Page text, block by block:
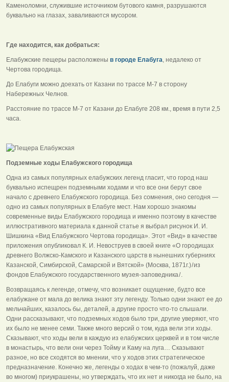
Каменоломни, служившие источником бутового камня, разрушаются
буквально на глазах, заваливаются мусором.
Где находится, как добраться:
Елабужские пещеры расположены в городе Елабуга, недалеко от
Чертова городища.
До Елабуги можно доехать от Казани по трассе М-7 в сторону
Набережных Челнов.
Расстояние по трассе М-7 от Казани до Елабуге 208 км., время в пути 2,5
часа.
Подземные ходы Елабужского городища
Одна из самых популярных елабужских легенд гласит, что город наш
буквально испещрен подземными ходами и что все они берут свое
начало с древнего Елабужского городища. Без сомнения, оно сегодня —
одно из самых популярных в Елабуге мест. Нам хорошо знакомы
современные виды Елабужского городища и именно поэтому в качестве
иллюстративного материала к данной статье я выбрал рисунок И. И.
Шишкина «Вид Елабужского Чертова городища». Этот «Вид» в качестве
приложения опубликовал К. И. Невоструев в своей книге «О городищах
древнего Волжско-Камского и Казанского царств в нынешних губерниях
Казанской, Симбирской, Самарской и Вятской» (Москва, 1871г.) / из
фондов Елабужского государственного музея-заповедника / .
Возвращаясь к легенде, отмечу, что возникает ощущение, будто все
елабужане от мала до велика знают эту легенду. Только одни знают ее до
мельчайших, казалось бы, деталей, а другие просто что-то слышали.
Одни рассказывают, что подземных ходов было три, другие уверяют, что
их было не менее семи. Также много версий о том, куда вели эти ходы.
Сказывают, что ходы вели в каждую из елабужских церквей и в том числе
в монастырь, что вели они через Тойму и Каму на луга… Сказывают
разное, но все сходятся во мнении, что у ходов этих стратегическое
предназначение. Конечно же, легенды о ходах в чем-то (пожалуй, даже
во многом) приукрашены, но утверждать, что их нет и никогда не было, на